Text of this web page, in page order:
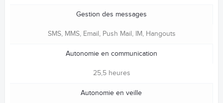
Gestion des messages
SMS, MMS, Email, Push Mail, IM, Hangouts
Autonomie en communication
25,5 heures
Autonomie en veille